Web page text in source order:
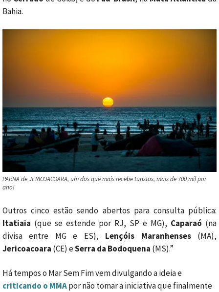
Bahia.
PARNA de JERICOACOARA, um dos que mais recebe turistas, mais de 700 mil por
ano!
Outros cinco estão sendo abertos para consulta pública:
Itatiaia (que se estende por RJ, SP e MG), Caparaó (na
divisa entre MG e ES), Lençóis Maranhenses(MA),
Jericoacoara (CE) eSerra da Bodoquena (MS).”
Há tempos o Mar Sem Fim vem divulgando a ideia e
criticando o MMApor não tomar a iniciativa que finalmente